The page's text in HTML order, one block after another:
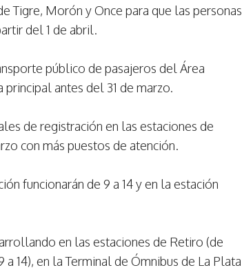
Tigre, Morón y Once para que las personas
del 1 de abril.
público de pasajeros del Área
antes del 31 de marzo.
de registración en las estaciones de
con más puestos de atención.
funcionarán de 9 a 14 y en la estación
en las estaciones de Retiro (de
a 14), en la Terminal de Ómnibus de La Plata